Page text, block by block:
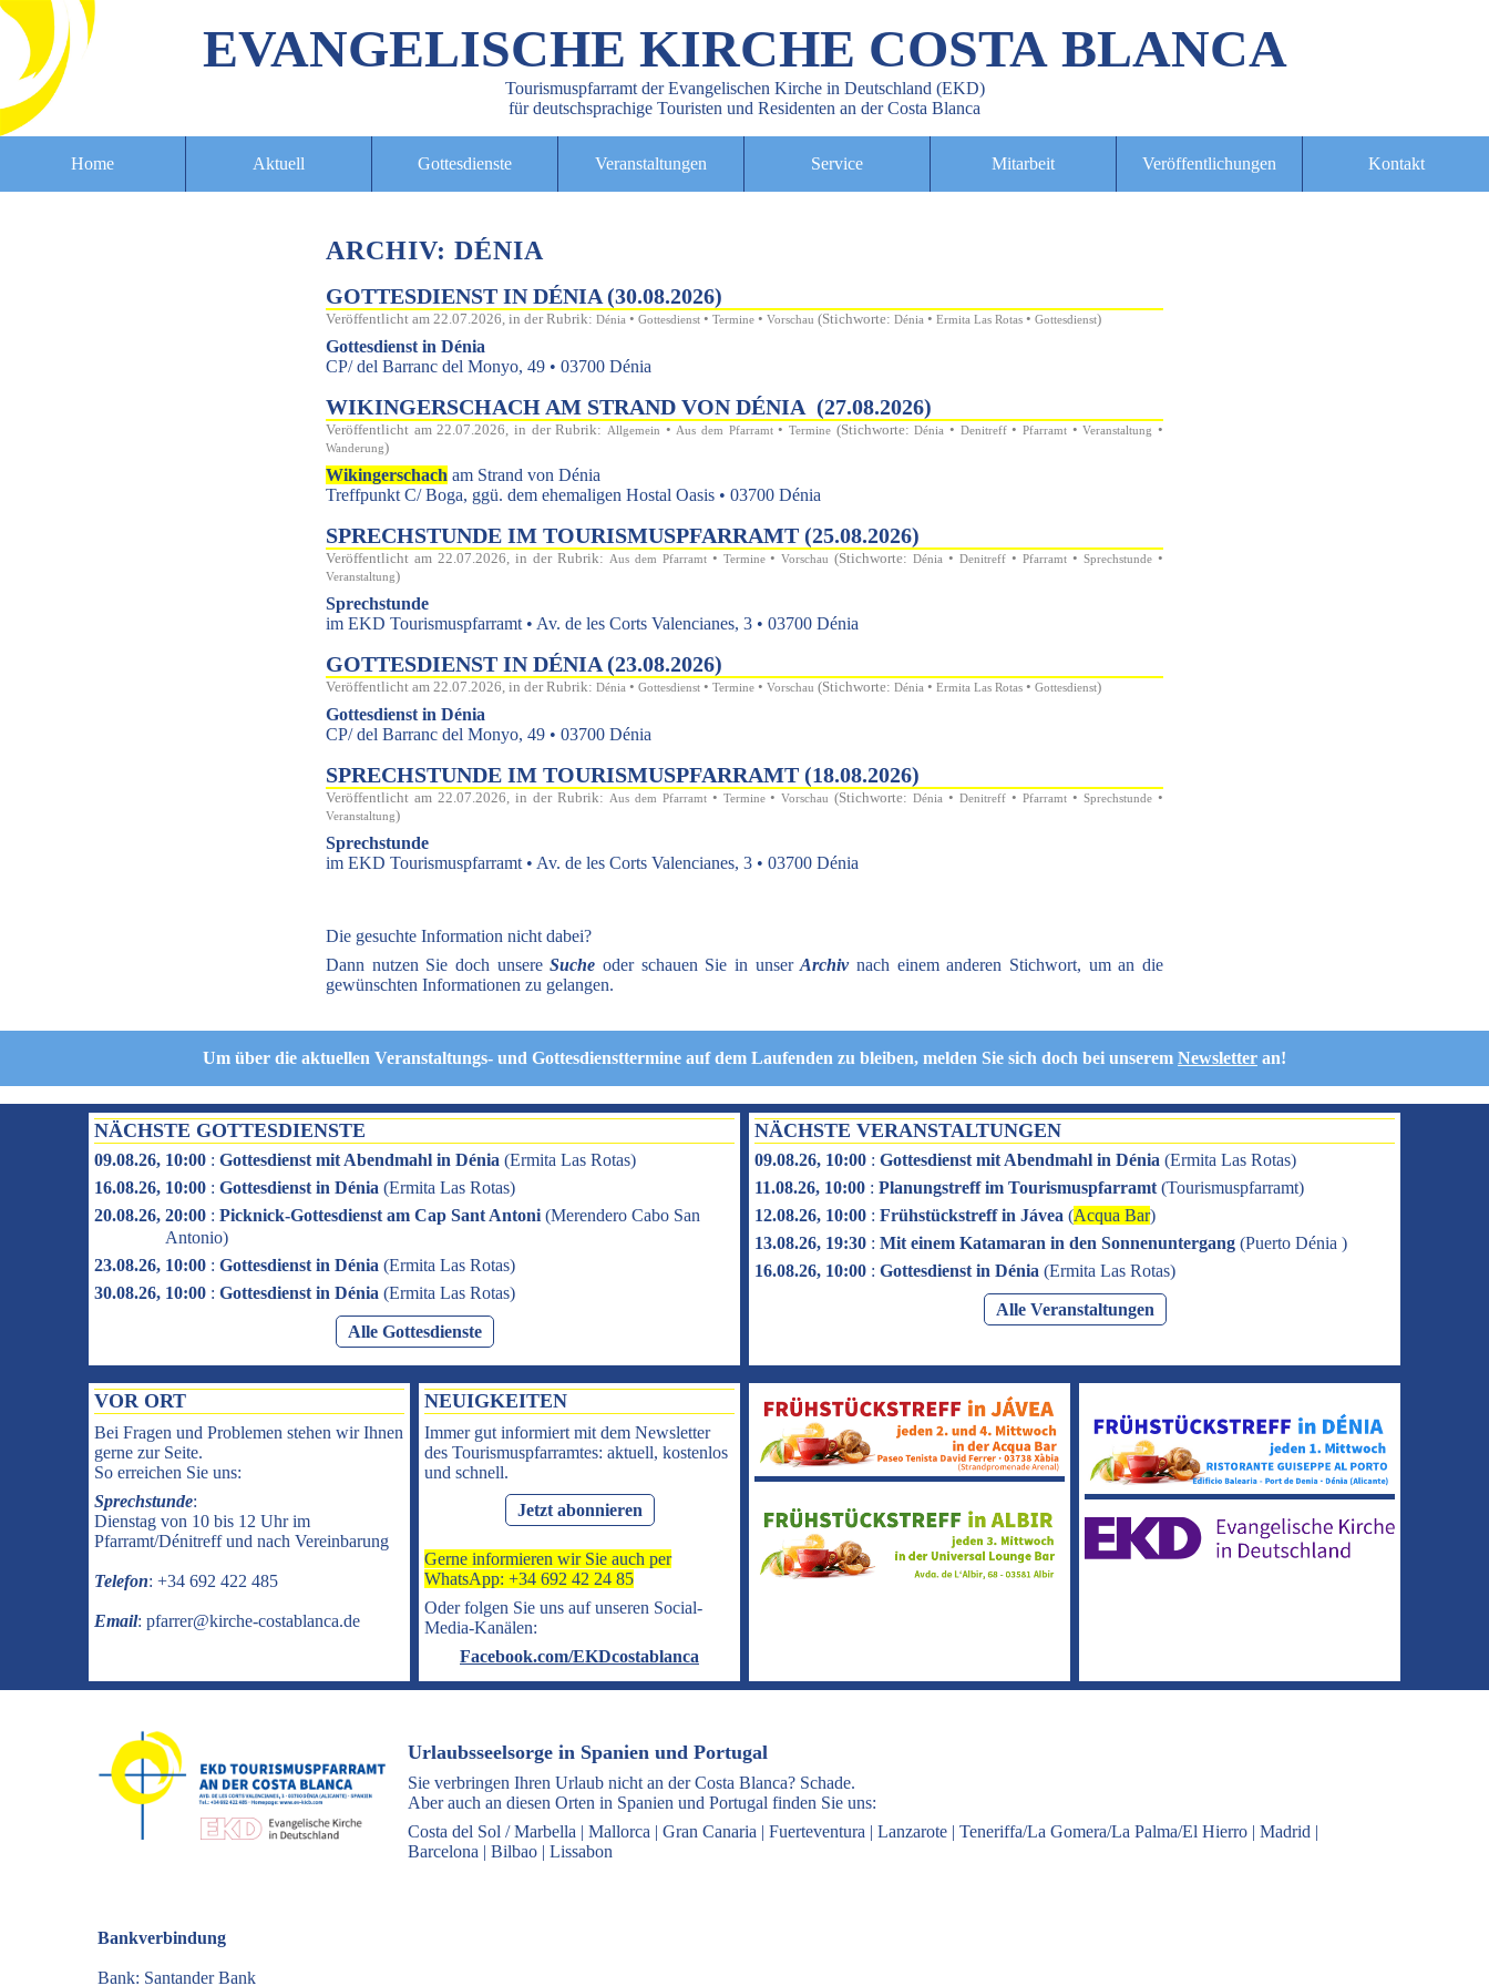
EVANGELISCHE KIRCHE COSTA BLANCA
Tourismuspfarramt der Evangelischen Kirche in Deutschland (EKD)
für deutschsprachige Touristen und Residenten an der Costa Blanca
Home Aktuell Gottesdienste Veranstaltungen Service Mitarbeit Veröffentlichungen Kontakt
ARCHIV: DÉNIA
GOTTESDIENST IN DÉNIA (30.08.2026)
Veröffentlicht am 22.07.2026, in der Rubrik:Dénia •Gottesdienst •Termine •Vorschau (Stichworte:Dénia •Ermita Las Rotas •Gottesdienst)
Gottesdienst in Dénia
CP/ del Barranc del Monyo, 49 • 03700 Dénia
WIKINGERSCHACH AM STRAND VON DÉNIA (27.08.2026)
Veröffentlicht am 22.07.2026, in der Rubrik:Allgemein •Aus dem Pfarramt• Termine (Stichworte:Dénia • Denitreff• Pfarramt•Veranstaltung •
Wanderung)
Wikingerschach am Strand von Dénia
Treffpunkt C/ Boga, ggü. dem ehemaligen Hostal Oasis • 03700 Dénia
SPRECHSTUNDE IM TOURISMUSPFARRAMT (25.08.2026)
Veröffentlicht am 22.07.2026, in der Rubrik: Aus dem Pfarramt• Termine•Vorschau (Stichworte:Dénia •Denitreff •Pfarramt •Sprechstunde •
Veranstaltung)
Sprechstunde
im EKD Tourismuspfarramt • Av. de les Corts Valencianes, 3 • 03700 Dénia
GOTTESDIENST IN DÉNIA (23.08.2026)
Veröffentlicht am 22.07.2026, in der Rubrik:Dénia •Gottesdienst •Termine •Vorschau (Stichworte:Dénia •Ermita Las Rotas •Gottesdienst)
Gottesdienst in Dénia
CP/ del Barranc del Monyo, 49 • 03700 Dénia
SPRECHSTUNDE IM TOURISMUSPFARRAMT (18.08.2026)
Veröffentlicht am 22.07.2026, in der Rubrik: Aus dem Pfarramt• Termine•Vorschau (Stichworte:Dénia •Denitreff •Pfarramt •Sprechstunde •
Veranstaltung)
Sprechstunde
im EKD Tourismuspfarramt • Av. de les Corts Valencianes, 3 • 03700 Dénia
Die gesuchte Information nicht dabei?
Dann nutzen Sie doch unsereSuche oder schauen Sie in unserArchivnach einem anderen Stichwort, um an die
gewünschten Informationen zu gelangen.
Um über die aktuellen Veranstaltungs- und Gottesdiensttermine auf dem Laufenden zu bleiben, melden Sie sich doch bei unserem Newsletter an!
NÄCHSTE GOTTESDIENSTE
09.08.26, 10:00 : Gottesdienst mit Abendmahl in Dénia (Ermita Las Rotas)
16.08.26, 10:00 : Gottesdienst in Dénia (Ermita Las Rotas)
20.08.26, 20:00 : Picknick-Gottesdienst am Cap Sant Antoni (Merendero Cabo San
Antonio)
23.08.26, 10:00 : Gottesdienst in Dénia (Ermita Las Rotas)
30.08.26, 10:00 : Gottesdienst in Dénia (Ermita Las Rotas)
Alle Gottesdienste
NÄCHSTE VERANSTALTUNGEN
09.08.26, 10:00 : Gottesdienst mit Abendmahl in Dénia (Ermita Las Rotas)
11.08.26, 10:00 : Planungstreff im Tourismuspfarramt (Tourismuspfarramt)
12.08.26, 10:00 : Frühstückstreff in Jávea (Acqua Bar)
13.08.26, 19:30 : Mit einem Katamaran in den Sonnenuntergang (Puerto Dénia )
16.08.26, 10:00 : Gottesdienst in Dénia (Ermita Las Rotas)
Alle Veranstaltungen
VOR ORT
Bei Fragen und Problemen stehen wir Ihnen
gerne zur Seite.
So erreichen Sie uns:
Sprechstunde:
Dienstag von 10 bis 12 Uhr im
Pfarramt/Dénitreff und nach Vereinbarung
Telefon: +34 692 422 485
Email: pfarrer@kirche-costablanca.de
NEUIGKEITEN
Immer gut informiert mit dem Newsletter
des Tourismuspfarramtes: aktuell, kostenlos
und schnell.
Jetzt abonnieren
Gerne informieren wir Sie auch per
WhatsApp: +34 692 42 24 85
Oder folgen Sie uns auf unseren Social-
Media-Kanälen:
Facebook.com/EKDcostablanca
Urlaubsseelsorge in Spanien und Portugal
Sie verbringen Ihren Urlaub nicht an der Costa Blanca? Schade.
Aber auch an diesen Orten in Spanien und Portugal finden Sie uns:
Costa del Sol / Marbella | Mallorca | Gran Canaria | Fuerteventura | Lanzarote | Teneriffa/La Gomera/La Palma/El Hierro | Madrid |
Barcelona | Bilbao | Lissabon
Bankverbindung
Bank: Santander Bank